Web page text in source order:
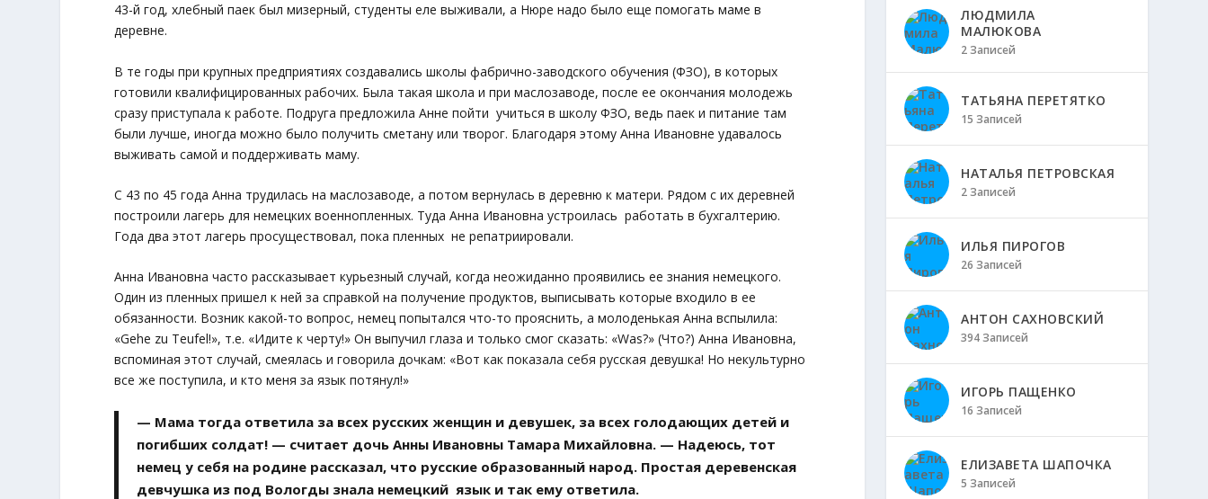
43-й год, хлебный паек был мизерный, студенты еле выживали, а Нюре надо было еще помогать маме в
деревне.
В те годы при крупных предприятиях создавались школы фабрично-заводского обучения (ФЗО), в которых
готовили квалифицированных рабочих. Была такая школа и при маслозаводе, после ее окончания молодежь
сразу приступала к работе. Подруга предложила Анне пойти учиться в школу ФЗО, ведь паек и питание там
были лучше, иногда можно было получить сметану или творог. Благодаря этому Анна Ивановне удавалось
выживать самой и поддерживать маму.
С 43 по 45 года Анна трудилась на маслозаводе, а потом вернулась в деревню к матери. Рядом с их деревней
построили лагерь для немецких военнопленных. Туда Анна Ивановна устроилась работать в бухгалтерию.
Года два этот лагерь просуществовал, пока пленных не репатриировали.
Анна Ивановна часто рассказывает курьезный случай, когда неожиданно проявились ее знания немецкого.
Один из пленных пришел к ней за справкой на получение продуктов, выписывать которые входило в ее
обязанности. Возник какой-то вопрос, немец попытался что-то прояснить, а молоденькая Анна вспылила:
«Gehe zu Teufel!», т.е. «Идите к черту!» Он выпучил глаза и только смог сказать: «Was?» (Что?) Анна Ивановна,
вспоминая этот случай, смеялась и говорила дочкам: «Вот как показала себя русская девушка! Но некультурно
все же поступила, и кто меня за язык потянул!»
— Мама тогда ответила за всех русских женщин и девушек, за всех голодающих детей и
погибших солдат! — считает дочь Анны Ивановны Тамара Михайловна. — Надеюсь, тот
немец у себя на родине рассказал, что русские образованный народ. Простая деревенская
девчушка из под Вологды знала немецкий язык и так ему ответила.
ЛЮДМИЛА
МАЛЮКОВА
2 Записей
ТАТЬЯНА ПЕРЕТЯТКО
15 Записей
НАТАЛЬЯ ПЕТРОВСКАЯ
2 Записей
ИЛЬЯ ПИРОГОВ
26 Записей
АНТОН САХНОВСКИЙ
394 Записей
ИГОРЬ ПАЩЕНКО
16 Записей
ЕЛИЗАВЕТА ШАПОЧКА
5 Записей